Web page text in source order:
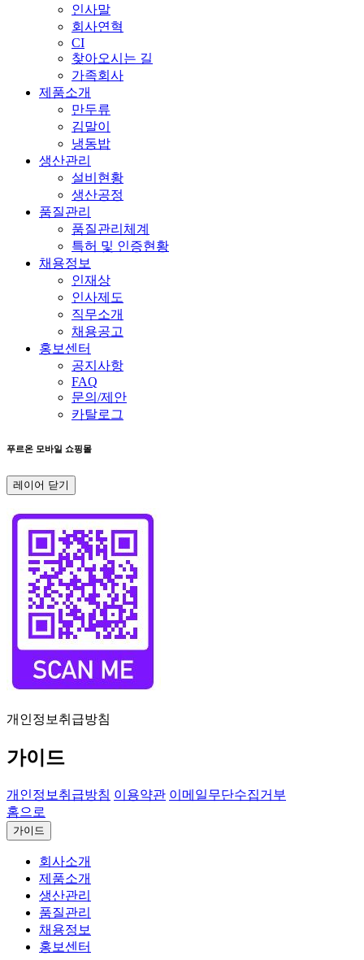
인사말
회사연혁
CI
찾아오시는 길
가족회사
제품소개
만두류
김말이
냉동밥
생산관리
설비현황
생산공정
품질관리
품질관리체계
특허 및 인증현황
채용정보
인재상
인사제도
직무소개
채용공고
홍보센터
공지사항
FAQ
문의/제안
카탈로그
푸르온 모바일 쇼핑몰
레이어 닫기
개인정보취급방침
가이드
개인정보취급방침 이용약관 이메일무단수집거부
홈으로
가이드
회사소개
제품소개
생산관리
품질관리
채용정보
홍보센터